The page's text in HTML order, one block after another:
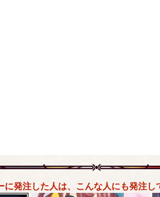
に発注した人は、こんな人にも発注し